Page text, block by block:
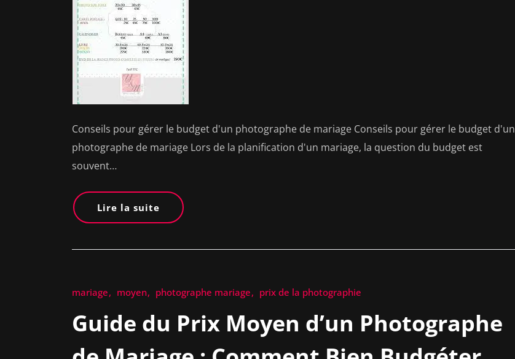
Conseils pour gérer le budget d'un photographe de mariage Conseils pour gérer le budget d'un
photographe de mariage Lors de la planification d'un mariage, la question du budget est
souvent…
Lire la suite
mariage moyen photographe mariage prix de la photographie
Guide du Prix Moyen d’un Photographe